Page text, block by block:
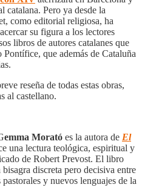
catalana. Pero ya desde la
como editorial religiosa, ha
su figura a los lectores
libros de autores catalanes que
que además de Cataluña
reseña de todas estas obras,
al castellano.
emma Morató es la autora de El
una lectura teológica, espiritual y
de Robert Prevost. El libro
discreta pero decisiva entre
y nuevos lenguajes de la